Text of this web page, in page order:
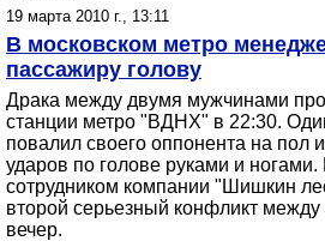
19 марта 2010 г., 13:11
В московском метро
пассажиру голову
Драка между двумя мужчинами
станции метро "ВДНХ" в 22:30.
повалил своего оппонента на пол
ударов по голове руками и
сотрудником компании "Шишкин
второй серьезный конфликт
вечер.